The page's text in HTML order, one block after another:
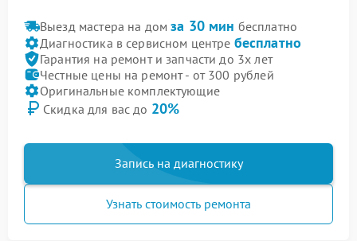
Выезд мастера на домза 30 мин бесплатно
Диагностика в сервисном центре бесплатно
Гарантия на ремонт и запчасти до 3х лет
Честные цены на ремонт - от 300 рублей
Оригинальные комплектующие
Скидка для вас до 20%
Запись на диагностику
Узнать стоимость ремонта